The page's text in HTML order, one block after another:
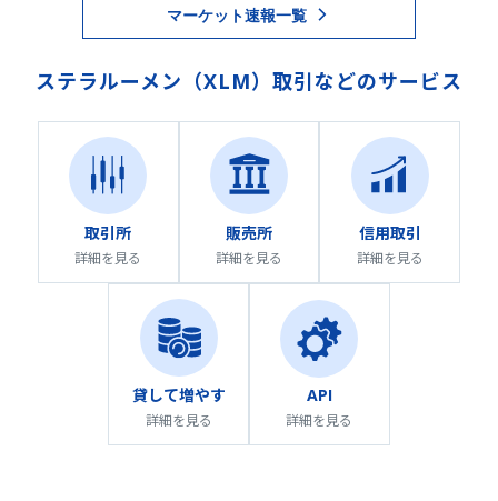
マーケット速報一覧
ステラルーメン （XLM）取引などのサービス
取引所
詳細を見る
販売所
詳細を見る
信用取引
詳細を見る
貸して増やす
詳細を見る
API
詳細を見る